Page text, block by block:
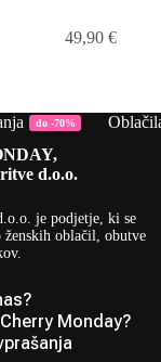
49,90 €
do -70%
d.o.o.
je podjetje, ki se
ženskih oblačil, obutve
Monday?